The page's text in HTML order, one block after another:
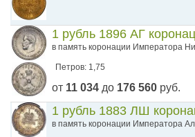
1 рубль 1896 АГ
в память коронации Императора
Петров: 1,75
от 11 034 до 176 560 руб.
1 рубль 1883 ЛШ
в память коронации Императора